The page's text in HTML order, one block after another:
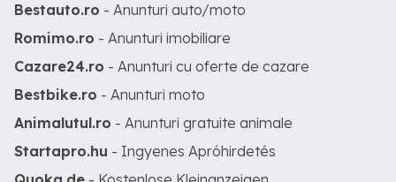
Bestauto.ro - Anunturi auto/moto
Romimo.ro - Anunturi imobiliare
Cazare24.ro - Anunturi cu oferte de cazare
Bestbike.ro - Anunturi moto
Animalutul.ro - Anunturi gratuite animale
Startapro.hu - Ingyenes Apróhirdetés